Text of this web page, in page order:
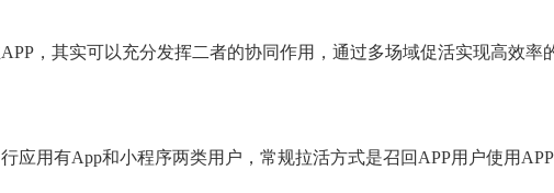
，其实可以充分发挥二者的协同作用，通过多场域促活实现高效率
应用有App和小程序两类用户，常规拉活方式是召回APP用户使用